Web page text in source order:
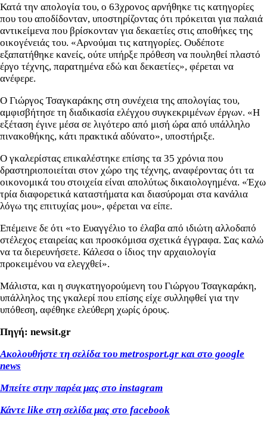
Κατά την απολογία του, ο 63χρονος αρνήθηκε τις κατηγορίες
που του αποδίδονταν, υποστηρίζοντας ότι πρόκειται για παλαιά
αντικείμενα που βρίσκονταν για δεκαετίες στις αποθήκες της
οικογένειάς του. «Αρνούμαι τις κατηγορίες. Ουδέποτε
εξαπατήθηκε κανείς, ούτε υπήρξε πρόθεση να πουληθεί πλαστό
έργο τέχνης, παρατημένα εδώ και δεκαετίες», φέρεται να
ανέφερε.
Ο Γιώργος Τσαγκαράκης στη συνέχεια της απολογίας του,
αμφισβήτησε τη διαδικασία ελέγχου συγκεκριμένων έργων. «Η
εξέταση έγινε μέσα σε λιγότερο από μισή ώρα από υπάλληλο
πινακοθήκης, κάτι πρακτικά αδύνατο», υποστήριξε.
Ο γκαλερίστας επικαλέστηκε επίσης τα 35 χρόνια που
δραστηριοποιείται στον χώρο της τέχνης, αναφέροντας ότι τα
οικονομικά του στοιχεία είναι απολύτως δικαιολογημένα. «Έχω
τρία διαφορετικά καταστήματα και διασύρομαι στα κανάλια
λόγω της επιτυχίας μου», φέρεται να είπε.
Επέμεινε δε ότι «το Ευαγγέλιο το έλαβα από ιδιώτη αλλοδαπό
στέλεχος εταιρείας και προσκόμισα σχετικά έγγραφα. Σας καλώ
να τα διερευνήσετε. Κάλεσα ο ίδιος την αρχαιολογία
προκειμένου να ελεγχθεί».
Μάλιστα, και η συγκατηγορούμενη του Γιώργου Τσαγκαράκη,
υπάλληλος της γκαλερί που επίσης είχε συλληφθεί για την
υπόθεση, αφέθηκε ελεύθερη χωρίς όρους.
Πηγή: newsit.gr
Ακολουθήστε τη σελίδα του metrosport.gr και στο google
news
Μπείτε στην παρέα μας στο instagram
Κάντε like στη σελίδα μας στο facebook